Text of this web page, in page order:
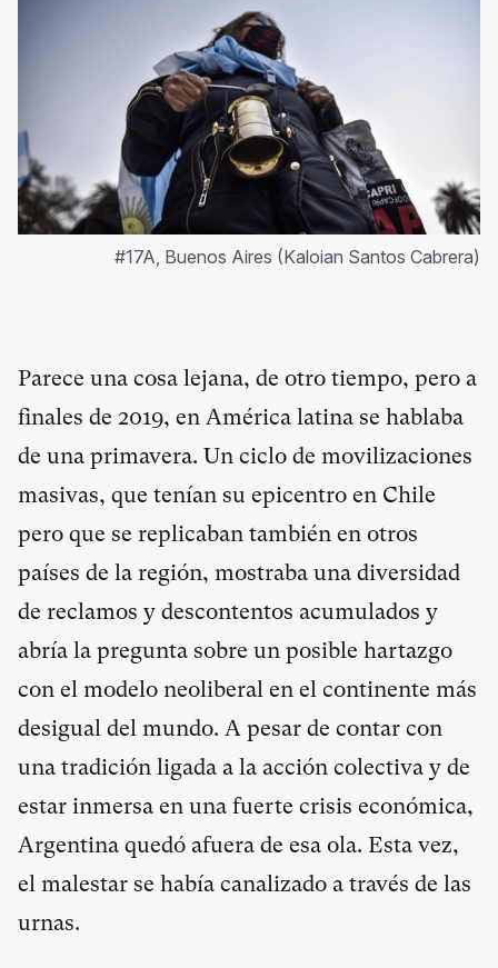
#17A, Buenos Aires (Kaloian Santos Cabrera)
Parece una cosa lejana, de otro tiempo, pero a
finales de 2019, en América latina se hablaba
de una primavera. Un ciclo de movilizaciones
masivas, que tenían su epicentro en Chile
pero que se replicaban también en otros
países de la región, mostraba una diversidad
de reclamos y descontentos acumulados y
abría la pregunta sobre un posible hartazgo
con el modelo neoliberal en el continente más
desigual del mundo. A pesar de contar con
una tradición ligada a la acción colectiva y de
estar inmersa en una fuerte crisis económica,
Argentina quedó afuera de esa ola. Esta vez,
el malestar se había canalizado a través de las
urnas.